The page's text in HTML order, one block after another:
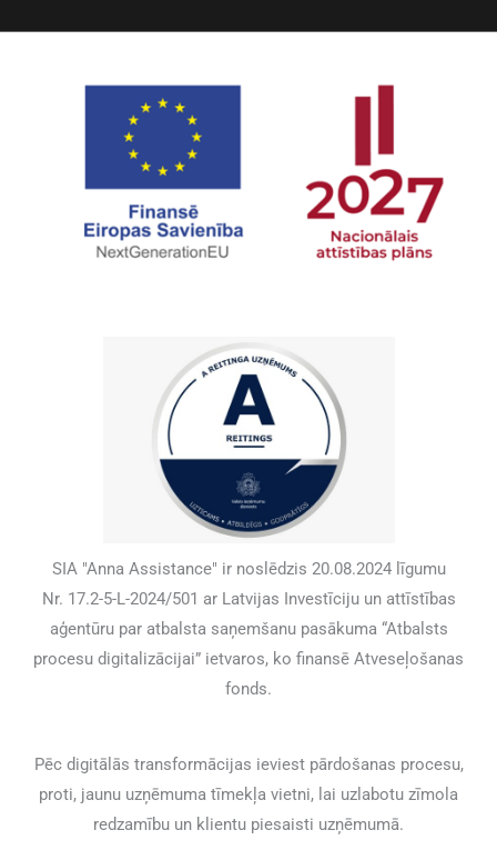
SIA "Anna Assistance" ir noslēdzis 20.08.2024 līgumu
Nr. 17.2-5-L-2024/501 ar Latvijas Investīciju un attīstības
aģentūru par atbalsta saņemšanu pasākuma “Atbalsts
procesu digitalizācijai” ietvaros, ko finansē Atveseļošanas
fonds.
Pēc digitālās transformācijas ieviest pārdošanas procesu,
proti, jaunu uzņēmuma tīmekļa vietni, lai uzlabotu zīmola
redzamību un klientu piesaisti uzņēmumā.